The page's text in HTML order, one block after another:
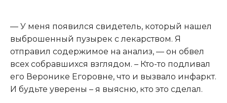
​— У меня появился свидетель, который нашел
выброшенный пузырек с лекарством. Я
отправил содержимое на анализ, — он обвел
всех собравшихся взглядом. – Кто-то подливал
его Веронике Егоровне, что и вызвало инфаркт.
И будьте уверены – я выясню, кто это сделал.​